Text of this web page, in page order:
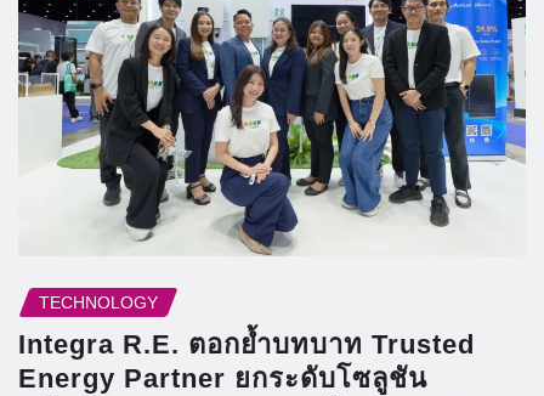
TECHNOLOGY
Integra R.E. ตอกย้ำบทบาท Trusted
Energy Partner ยกระดับโซลูชัน